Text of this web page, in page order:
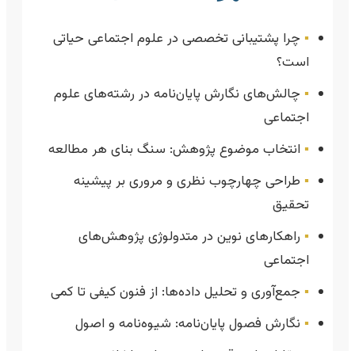
چرا پشتیبانی تخصصی در علوم اجتماعی حیاتی
است؟
چالش‌های نگارش پایان‌نامه در رشته‌های علوم
اجتماعی
انتخاب موضوع پژوهش: سنگ بنای هر مطالعه
طراحی چهارچوب نظری و مروری بر پیشینه
تحقیق
راهکارهای نوین در متدولوژی پژوهش‌های
اجتماعی
جمع‌آوری و تحلیل داده‌ها: از فنون کیفی تا کمی
نگارش فصول پایان‌نامه: شیوه‌نامه و اصول